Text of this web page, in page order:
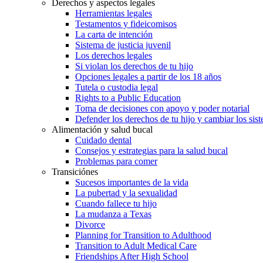
Derechos y aspectos legales
Herramientas legales
Testamentos y fideicomisos
La carta de intención
Sistema de justicia juvenil
Los derechos legales
Si violan los derechos de tu hijo
Opciones legales a partir de los 18 años
Tutela o custodia legal
Rights to a Public Education
Toma de decisiones con apoyo y poder notarial
Defender los derechos de tu hijo y cambiar los
Alimentación y salud bucal
Cuidado dental
Consejos y estrategias para la salud bucal
Problemas para comer
Transiciónes
Sucesos importantes de la vida
La pubertad y la sexualidad
Cuando fallece tu hijo
La mudanza a Texas
Divorce
Planning for Transition to Adulthood
Transition to Adult Medical Care
Friendships After High School